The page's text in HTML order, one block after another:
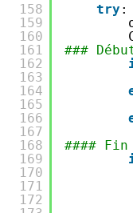
158
159
160
161
162
163
164
165
166
167
168
169
170
171
172
try :
###
#### Fin